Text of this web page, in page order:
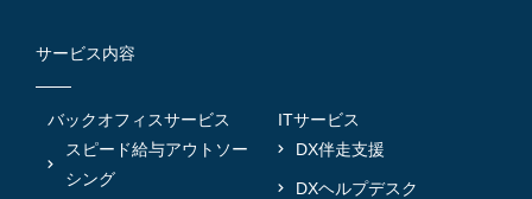
サービス内容
バックオフィスサービス
スピード給与アウトソー
シング
ITサービス
DX伴走支援
DXヘルプデスク